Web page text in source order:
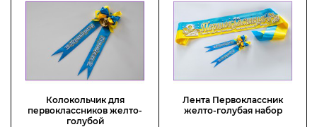
Колокольчик для
первоклассников желто-
голубой
Лента Первоклассник
желто-голубая набор